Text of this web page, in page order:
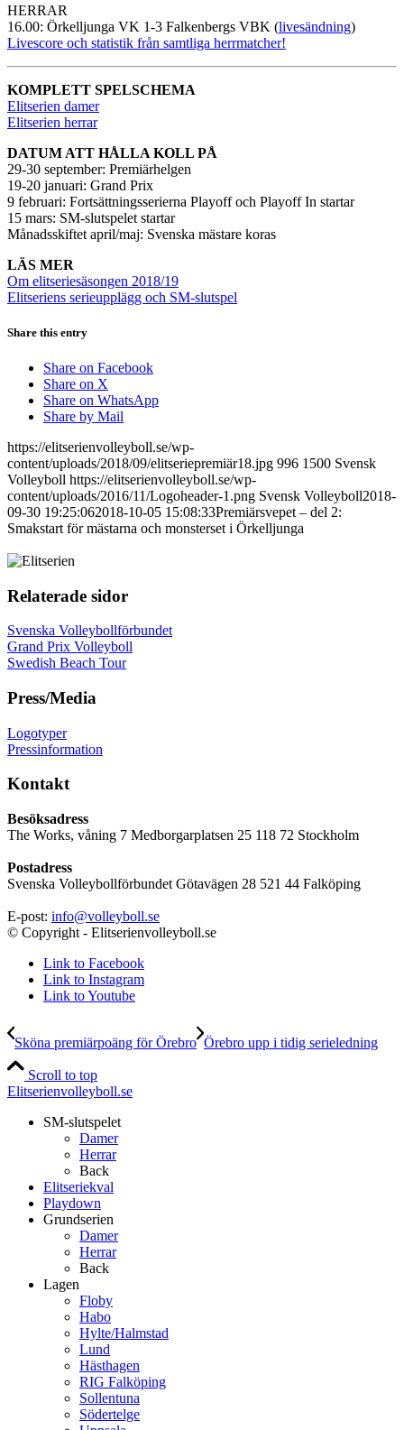
HERRAR
16.00: Örkelljunga VK 1-3 Falkenbergs VBK (livesändning)
Livescore och statistik från samtliga herrmatcher!
KOMPLETT SPELSCHEMA
Elitserien damer
Elitserien herrar
DATUM ATT HÅLLA KOLL PÅ
29-30 september: Premiärhelgen
19-20 januari: Grand Prix
9 februari: Fortsättningsserierna Playoff och Playoff In startar
15 mars: SM-slutspelet startar
Månadsskiftet april/maj: Svenska mästare koras
LÄS MER
Om elitseriesäsongen 2018/19
Elitseriens serieupplägg och SM-slutspel
Share this entry
Share on Facebook
Share on X
Share on WhatsApp
Share by Mail
https://elitserienvolleyboll.se/wp-
content/uploads/2018/09/elitseriepremiär18.jpg 996 1500 Svensk
Volleyboll https://elitserienvolleyboll.se/wp-
content/uploads/2016/11/Logoheader-1.png Svensk Volleyboll2018-
09-30 19:25:062018-10-05 15:08:33Premiärsvepet – del 2:
Smakstart för mästarna och monsterset i Örkelljunga
Relaterade sidor
Svenska Volleybollförbundet
Grand Prix Volleyboll
Swedish Beach Tour
Press/Media
Logotyper
Pressinformation
Kontakt
Besöksadress
The Works, våning 7 Medborgarplatsen 25 118 72 Stockholm
Postadress
Svenska Volleybollförbundet Götavägen 28 521 44 Falköping
E-post: info@volleyboll.se
© Copyright - Elitserienvolleyboll.se
Link to Facebook
Link to Instagram
Link to Youtube
Sköna premiärpoäng för Örebro Örebro upp i tidig serieledning
Scroll to top
Elitserienvolleyboll.se
SM-slutspelet
Damer
Herrar
Back
Elitseriekval
Playdown
Grundserien
Damer
Herrar
Back
Lagen
Floby
Habo
Hylte/Halmstad
Lund
Hästhagen
RIG Falköping
Sollentuna
Södertelge